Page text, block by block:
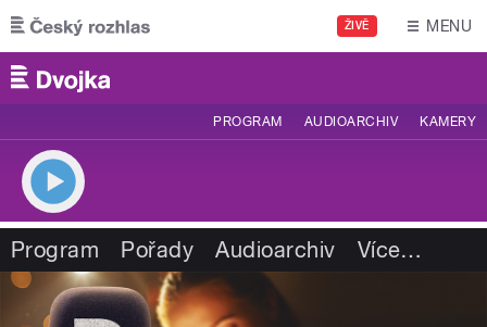
Přejít k hlavnímu obsahu
ŽIVĚ MENU
PROGRAM AUDIOARCHIV KAMERY
Program Pořady Audioarchiv Více…